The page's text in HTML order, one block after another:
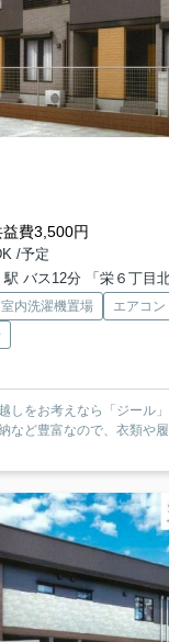
費3,500円
/予定
バス12分 「栄６丁目
室内洗濯機置場 エアコン
しをお考えなら「ジール
など豊富なので、衣類や